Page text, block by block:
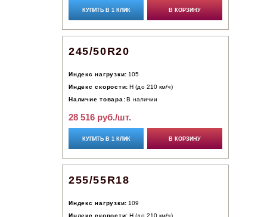
КУПИТЬ В 1 КЛИК В КОРЗИНУ
245/50R20
Индекс нагрузки: 105
Индекс скорости: H (до 210 км/ч)
Наличие товара: В наличии
28 516 руб./шт.
КУПИТЬ В 1 КЛИК В КОРЗИНУ
255/55R18
Индекс нагрузки: 109
Индекс скорости: H (до 210 км/ч)